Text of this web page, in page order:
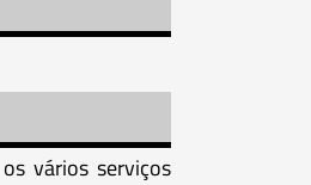
vários serviços